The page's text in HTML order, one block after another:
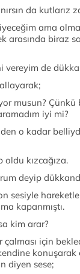
da kutlarız
ama
arasında biraz
de
musun? Çünkü
iyi mi?
o kadar
oldu kızcağıza.
deyip
sesiyle
kapanmıştı.
kim arar?
için
diyen sese;